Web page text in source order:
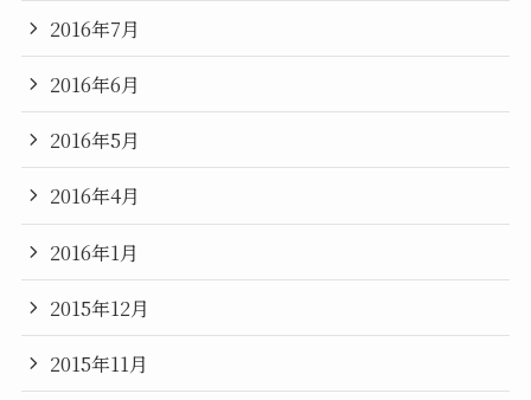
2016年7月
2016年6月
2016年5月
2016年4月
2016年1月
2015年12月
2015年11月